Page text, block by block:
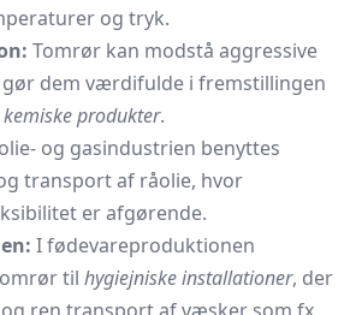
og tryk.
Tomrør kan modstå aggressive
gør dem værdifulde i fremstillingen
kemiske produkter.
og gasindustrien benyttes
transport af råolie, hvor
er afgørende.
I fødevareproduktionen
til hygiejniske installationer, der